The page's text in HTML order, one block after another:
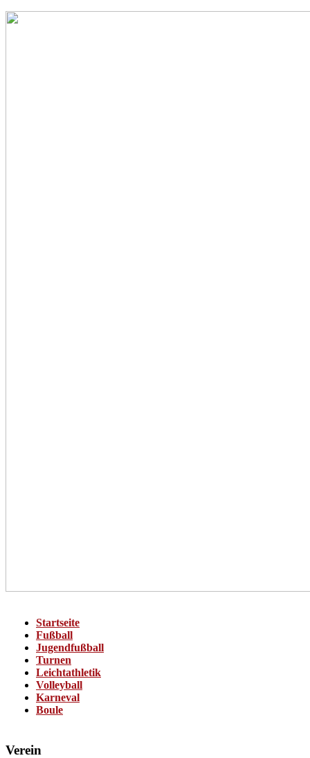
Startseite
Fußball
Jugendfußball
Turnen
Leichtathletik
Volleyball
Karneval
Boule
Verein